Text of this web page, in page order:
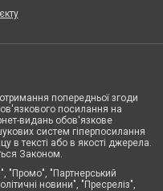
попередньої згоди
посилання на
видань обов'язкове
систем гіперпосилання
в тексті або в якості джерела.
Законом.
"Промо", "Партнерський
новини", "Пресреліз",